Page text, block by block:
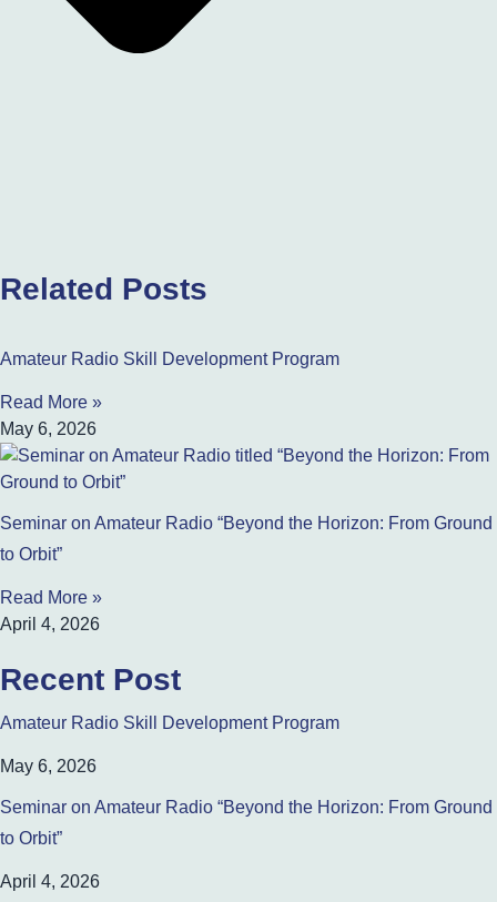
Related Posts
Amateur Radio Skill Development Program
Read More »
May 6, 2026
Seminar on Amateur Radio “Beyond the Horizon: From Ground
to Orbit”
Read More »
April 4, 2026
Recent Post
Amateur Radio Skill Development Program
May 6, 2026
Seminar on Amateur Radio “Beyond the Horizon: From Ground
to Orbit”
April 4, 2026